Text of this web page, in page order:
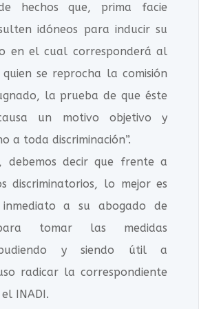
hechos que, prima facie
idóneos para inducir su
en el cual corresponderá al
se reprocha la comisión
la prueba de que éste
un motivo objetivo y
a toda discriminación”.
debemos decir que frente a
discriminatorios, lo mejor es
a su abogado de
tomar las medidas
pudiendo y siendo útil a
radicar la correspondiente
INADI.